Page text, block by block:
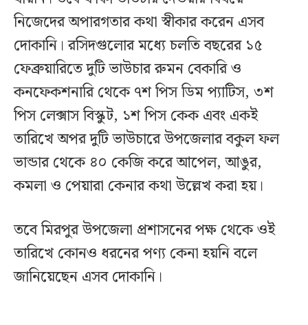
নিজেদের অপারগতার কথা স্বীকার করেন এসব
দোকানি। রসিদগুলোর মধ্যে চলতি বছরের ১৫
ফেব্রুয়ারিতে দুটি ভাউচার রুমন বেকারি ও
কনফেকশনারি থেকে ৭শ পিস ডিম প্যাটিস, ৩শ
পিস লেক্সাস বিস্কুট, ১শ পিস কেক এবং একই
তারিখে অপর দুটি ভাউচারে উপজেলার বকুল ফল
ভান্ডার থেকে ৪০ কেজি করে আপেল, আঙুর,
কমলা ও পেয়ারা কেনার কথা উল্লেখ করা হয়।
তবে মিরপুর উপজেলা প্রশাসনের পক্ষ থেকে ওই
তারিখে কোনও ধরনের পণ্য কেনা হয়নি বলে
জানিয়েছেন এসব দোকানি।